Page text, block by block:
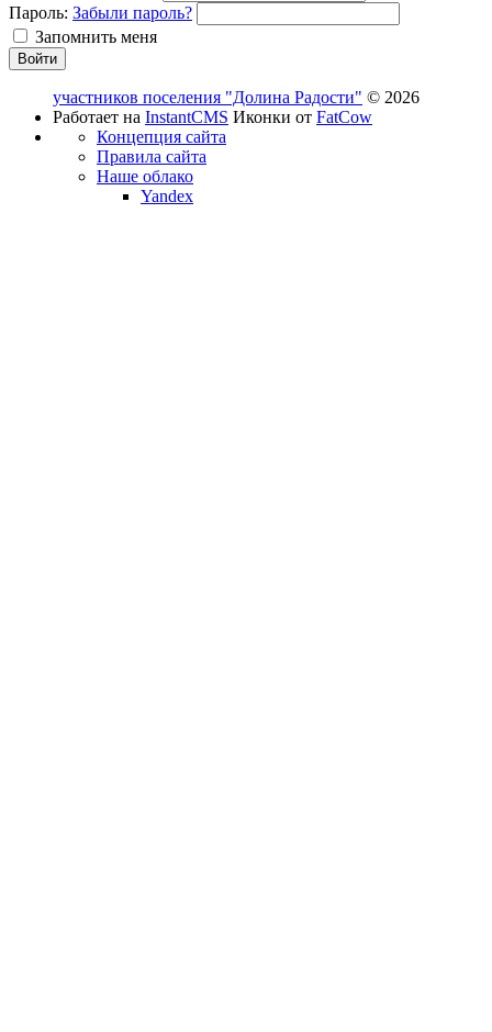
Пароль: Забыли пароль?
Запомнить меня
участников поселения "Долина Радости" © 2026
Работает на InstantCMS Иконки от FatCow
Концепция сайта
Правила сайта
Наше облако
Yandex